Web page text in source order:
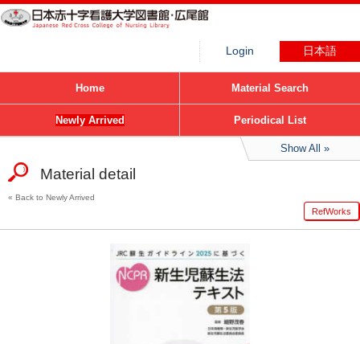
Login 日本語
Home Material Search
Newly Arrived Periodical List
Show All
Material detail
Back to Newly Arrived
RefWorks